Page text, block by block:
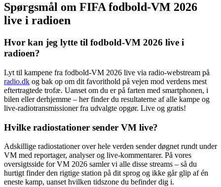
Spørgsmål om FIFA fodbold-VM 2026
live i radioen
Hvor kan jeg lytte til fodbold-VM 2026 live i
radioen?
Lyt til kampene fra fodbold-VM 2026 live via radio-webstream på
radio.dk og bak op om dit favorithold på vejen mod verdens mest
eftertragtede trofæ. Uanset om du er på farten med smartphonen, i
bilen eller derhjemme – her finder du resultaterne af alle kampe og
live-radiotransmissioner fra udvalgte opgør. Live og gratis!
Hvilke radiostationer sender VM live?
Adskillige radiostationer over hele verden sender døgnet rundt under
VM med reportager, analyser og live-kommentarer. På vores
oversigtsside for VM 2026 samler vi alle disse streams – så du
hurtigt finder den rigtige station på dit sprog og ikke går glip af én
eneste kamp, uanset hvilken tidszone du befinder dig i.